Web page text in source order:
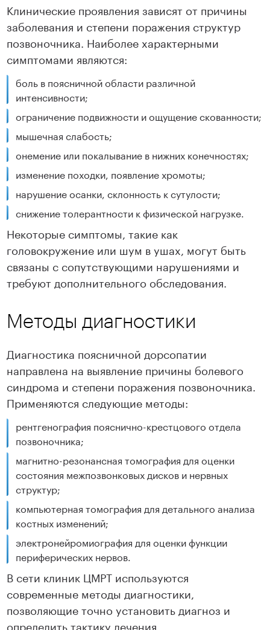
Клинические проявления зависят от причины
заболевания и степени поражения структур
позвоночника. Наиболее характерными
симптомами являются:
боль в поясничной области различной
интенсивности;
ограничение подвижности и ощущение скованности;
мышечная слабость;
онемение или покалывание в нижних конечностях;
изменение походки, появление хромоты;
нарушение осанки, склонность к сутулости;
снижение толерантности к физической нагрузке.
Некоторые симптомы, такие как
головокружение или шум в ушах, могут быть
связаны с сопутствующими нарушениями и
требуют дополнительного обследования.
Методы диагностики
Диагностика поясничной дорсопатии
направлена на выявление причины болевого
синдрома и степени поражения позвоночника.
Применяются следующие методы:
рентгенография пояснично-крестцового отдела
позвоночника;
магнитно-резонансная томография для оценки
состояния межпозвонковых дисков и нервных
структур;
компьютерная томография для детального анализа
костных изменений;
электронейромиография для оценки функции
периферических нервов.
В сети клиник ЦМРТ используются
современные методы диагностики,
позволяющие точно установить диагноз и
определить тактику лечения.